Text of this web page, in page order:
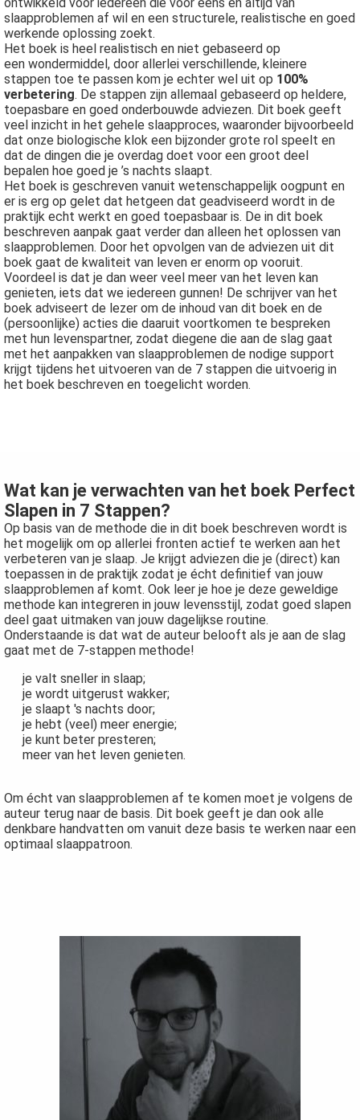
slaapproblemen af wil en een structurele, realistische en goed
werkende oplossing zoekt.
Het boek is heel realistisch en niet gebaseerd op
een wondermiddel, door allerlei verschillende, kleinere
stappen toe te passen kom je echter wel uit op 100%
verbetering. De stappen zijn allemaal gebaseerd op heldere,
toepasbare en goed onderbouwde adviezen. Dit boek geeft
veel inzicht in het gehele slaapproces, waaronder bijvoorbeeld
dat onze biologische klok een bijzonder grote rol speelt en
dat de dingen die je overdag doet voor een groot deel
bepalen hoe goed je ’s nachts slaapt.
Het boek is geschreven vanuit wetenschappelijk oogpunt en
er is erg op gelet dat hetgeen dat geadviseerd wordt in de
praktijk echt werkt en goed toepasbaar is. De in dit boek
beschreven aanpak gaat verder dan alleen het oplossen van
slaapproblemen. Door het opvolgen van de adviezen uit dit
boek gaat de kwaliteit van leven er enorm op vooruit.
Voordeel is dat je dan weer veel meer van het leven kan
genieten, iets dat we iedereen gunnen! De schrijver van het
boek adviseert de lezer om de inhoud van dit boek en de
(persoonlijke) acties die daaruit voortkomen te bespreken
met hun levenspartner, zodat diegene die aan de slag gaat
met het aanpakken van slaapproblemen de nodige support
krijgt tijdens het uitvoeren van de 7 stappen die uitvoerig in
het boek beschreven en toegelicht worden.
Wat kan je verwachten van het boek Perfect
Slapen in 7 Stappen?
Op basis van de methode die in dit boek beschreven wordt is
het mogelijk om op allerlei fronten actief te werken aan het
verbeteren van je slaap. Je krijgt adviezen die je (direct) kan
toepassen in de praktijk zodat je écht definitief van jouw
slaapproblemen af komt. Ook leer je hoe je deze geweldige
methode kan integreren in jouw levensstijl, zodat goed slapen
deel gaat uitmaken van jouw dagelijkse routine.
Onderstaande is dat wat de auteur belooft als je aan de slag
gaat met de 7-stappen methode!
je valt sneller in slaap;
je wordt uitgerust wakker;
je slaapt 's nachts door;
je hebt (veel) meer energie;
je kunt beter presteren;
meer van het leven genieten.
Om écht van slaapproblemen af te komen moet je volgens de
auteur terug naar de basis. Dit boek geeft je dan ook alle
denkbare handvatten om vanuit deze basis te werken naar een
optimaal slaappatroon.